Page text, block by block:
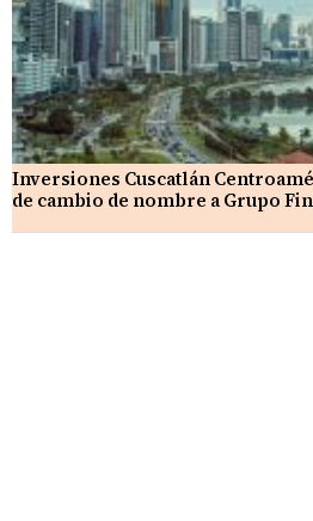
Inversiones Cuscatlán
de cambio de nombre a Grupo